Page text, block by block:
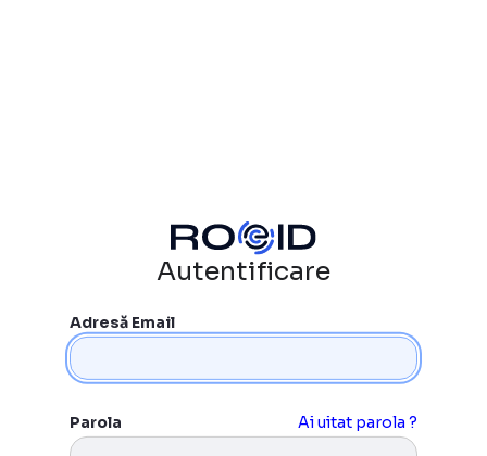
Autentificare
Adresă Email
Parola Ai uitat parola ?